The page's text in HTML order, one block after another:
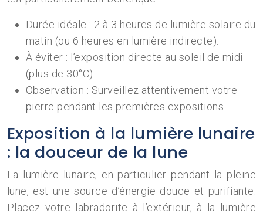
Durée idéale : 2 à 3 heures de lumière solaire du
matin (ou 6 heures en lumière indirecte).
À éviter : l’exposition directe au soleil de midi
(plus de 30°C).
Observation : Surveillez attentivement votre
pierre pendant les premières expositions.
Exposition à la lumière lunaire
: la douceur de la lune
La lumière lunaire, en particulier pendant la pleine
lune, est une source d’énergie douce et purifiante.
Placez votre labradorite à l’extérieur, à la lumière